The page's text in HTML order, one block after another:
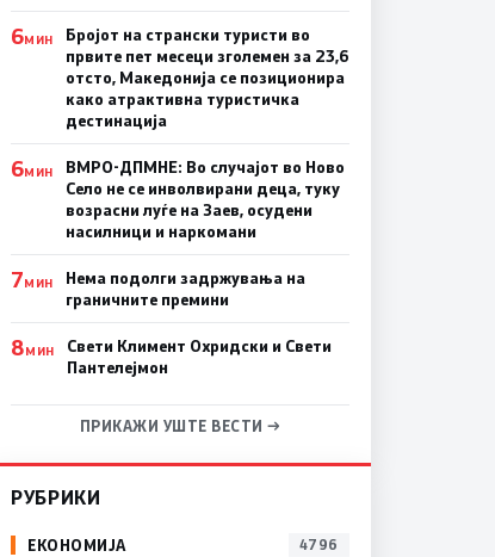
6МИН
Бројот на странски туристи во
првите пет месеци зголемен за 23,6
отсто, Македонија се позиционира
како атрактивна туристичка
дестинација
6МИН
ВМРО-ДПМНЕ: Во случајот во Ново
Село не се инволвирани деца, туку
возрасни луѓе на Заев, осудени
насилници и наркомани
7МИН
Нема подолги задржувања на
граничните премини
8МИН
Свети Климент Охридски и Свети
Пантелејмон
ПРИКАЖИ УШТЕ ВЕСТИ →
РУБРИКИ
ЕКОНОМИЈА 4796